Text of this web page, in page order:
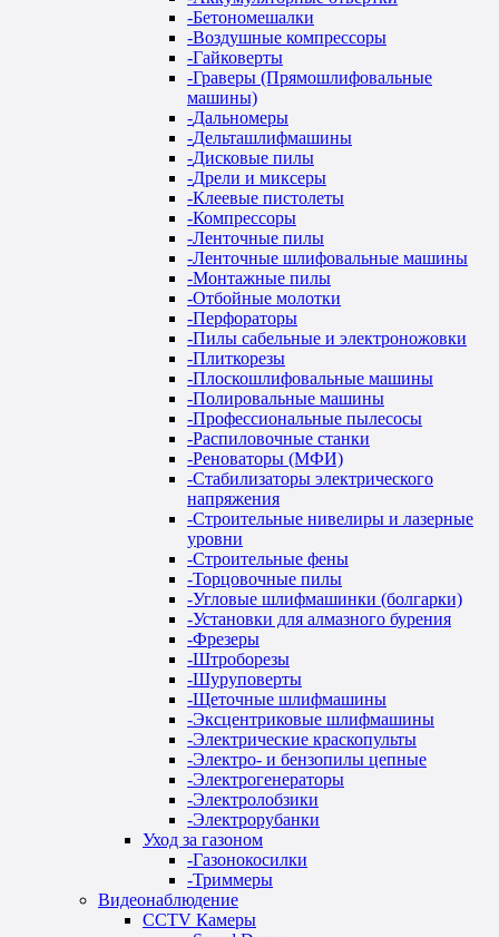
-Бетономешалки
-Воздушные компрессоры
-Гайковерты
-Граверы (Прямошлифовальные
машины)
-Дальномеры
-Дельташлифмашины
-Дисковые пилы
-Дрели и миксеры
-Клеевые пистолеты
-Компрессоры
-Ленточные пилы
-Ленточные шлифовальные машины
-Монтажные пилы
-Отбойные молотки
-Перфораторы
-Пилы сабельные и электроножовки
-Плиткорезы
-Плоскошлифовальные машины
-Полировальные машины
-Профессиональные пылесосы
-Распиловочные станки
-Реноваторы (МФИ)
-Стабилизаторы электрического
напряжения
-Строительные нивелиры и лазерные
уровни
-Строительные фены
-Торцовочные пилы
-Угловые шлифмашинки (болгарки)
-Установки для алмазного бурения
-Фрезеры
-Штроборезы
-Шуруповерты
-Щеточные шлифмашины
-Эксцентриковые шлифмашины
-Электрические краскопульты
-Электро- и бензопилы цепные
-Электрогенераторы
-Электролобзики
-Электрорубанки
Уход за газоном
-Газонокосилки
-Триммеры
Видеонаблюдение
CCTV Камеры